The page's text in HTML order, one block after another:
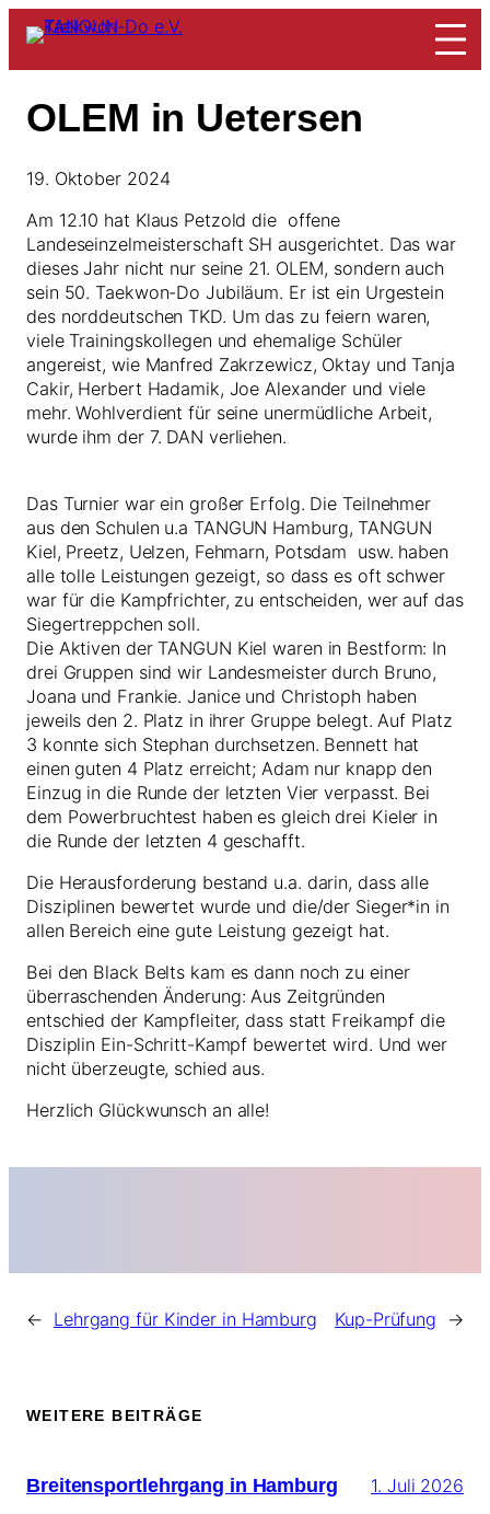
Inhalt
springen
OLEM in Uetersen
19. Oktober 2024
Am 12.10 hat Klaus Petzold die offene
Landeseinzelmeisterschaft SH ausgerichtet. Das war
dieses Jahr nicht nur seine 21. OLEM, sondern auch
sein 50. Taekwon-Do Jubiläum. Er ist ein Urgestein
des norddeutschen TKD. Um das zu feiern waren,
viele Trainingskollegen und ehemalige Schüler
angereist, wie Manfred Zakrzewicz, Oktay und Tanja
Cakir, Herbert Hadamik, Joe Alexander und viele
mehr. Wohlverdient für seine unermüdliche Arbeit,
wurde ihm der 7. DAN verliehen.
Das Turnier war ein großer Erfolg. Die Teilnehmer
aus den Schulen u.a TANGUN Hamburg, TANGUN
Kiel, Preetz, Uelzen, Fehmarn, Potsdam usw. haben
alle tolle Leistungen gezeigt, so dass es oft schwer
war für die Kampfrichter, zu entscheiden, wer auf das
Siegertreppchen soll.
Die Aktiven der TANGUN Kiel waren in Bestform: In
drei Gruppen sind wir Landesmeister durch Bruno,
Joana und Frankie. Janice und Christoph haben
jeweils den 2. Platz in ihrer Gruppe belegt. Auf Platz
3 konnte sich Stephan durchsetzen. Bennett hat
einen guten 4 Platz erreicht; Adam nur knapp den
Einzug in die Runde der letzten Vier verpasst. Bei
dem Powerbruchtest haben es gleich drei Kieler in
die Runde der letzten 4 geschafft.
Die Herausforderung bestand u.a. darin, dass alle
Disziplinen bewertet wurde und die/der Sieger*in in
allen Bereich eine gute Leistung gezeigt hat.
Bei den Black Belts kam es dann noch zu einer
überraschenden Änderung: Aus Zeitgründen
entschied der Kampfleiter, dass statt Freikampf die
Disziplin Ein-Schritt-Kampf bewertet wird. Und wer
nicht überzeugte, schied aus.
Herzlich Glückwunsch an alle!
← Lehrgang für Kinder in Hamburg Kup-Prüfung →
WEITERE BEITRÄGE
Breitensportlehrgang in Hamburg 1. Juli 2026